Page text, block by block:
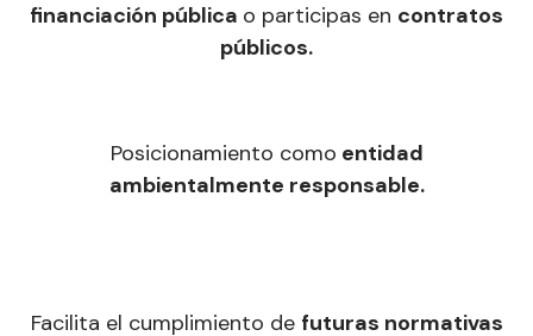
financiación pública o participas en contratos
públicos.
Posicionamiento como entidad
ambientalmente responsable.
Facilita el cumplimiento de futuras normativas